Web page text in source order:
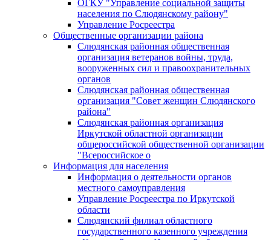
ОГКУ "Управление социальной защиты
населения по Слюдянскому району"
Управление Росреестра
Общественные организации района
Слюдянская районная общественная
организация ветеранов войны, труда,
вооруженных сил и правоохранительных
органов
Слюдянская районная общественная
организация "Совет женщин Слюдянского
района"
Слюдянская районная организация
Иркутской областной организации
общероссийской общественной организации
"Всероссийское о
Информация для населения
Информация о деятельности органов
местного самоуправления
Управление Росреестра по Иркутской
области
Слюдянский филиал областного
государственного казенного учреждения